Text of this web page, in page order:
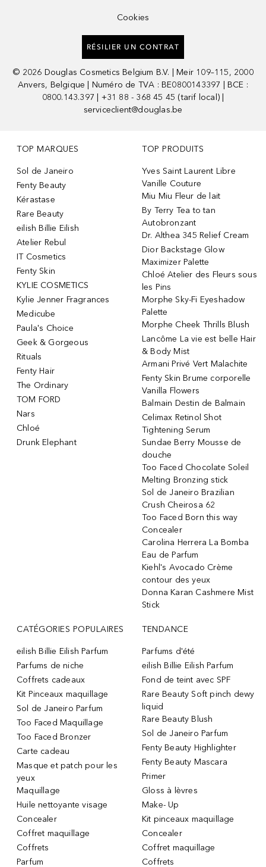
Cookies
RÉSILIER UN CONTRAT
© 2026 Douglas Cosmetics Belgium B.V. | Meir 109–115, 2000
Anvers, Belgique | Numéro de TVA : BE0800143397 | BCE :
0800.143.397 | +31 88 - 368 45 45 (tarif local) |
serviceclient@douglas.be
TOP MARQUES
Sol de Janeiro
Fenty Beauty
Kérastase
Rare Beauty
eilish Billie Eilish
Atelier Rebul
IT Cosmetics
Fenty Skin
KYLIE COSMETICS
Kylie Jenner Fragrances
Medicube
Paula's Choice
Geek & Gorgeous
Rituals
Fenty Hair
The Ordinary
TOM FORD
Nars
Chloé
Drunk Elephant
TOP PRODUITS
Yves Saint Laurent Libre
Vanille Couture
Miu Miu Fleur de lait
By Terry Tea to tan
Autobronzant
Dr. Althea 345 Relief Cream
Dior Backstage Glow
Maximizer Palette
Chloé Atelier des Fleurs sous
les Pins
Morphe Sky-Fi Eyeshadow
Palette
Morphe Cheek Thrills Blush
Lancôme La vie est belle Hair
& Body Mist
Armani Privé Vert Malachite
Fenty Skin Brume corporelle
Vanilla Flowers
Balmain Destin de Balmain
Celimax Retinol Shot
Tightening Serum
Sundae Berry Mousse de
douche
Too Faced Chocolate Soleil
Melting Bronzing stick
Sol de Janeiro Brazilian
Crush Cheirosa 62
Too Faced Born this way
Concealer
Carolina Herrera La Bomba
Eau de Parfum
Kiehl's Avocado Crème
contour des yeux
Donna Karan Cashmere Mist
Stick
CATÉGORIES POPULAIRES
eilish Billie Eilish Parfum
Parfums de niche
Coffrets cadeaux
Kit Pinceaux maquillage
Sol de Janeiro Parfum
Too Faced Maquillage
Too Faced Bronzer
Carte cadeau
Masque et patch pour les
yeux
Maquillage
Huile nettoyante visage
Concealer
Coffret maquillage
Coffrets
Parfum
TENDANCE
Parfums d'été
eilish Billie Eilish Parfum
Fond de teint avec SPF
Rare Beauty Soft pinch dewy
liquid
Rare Beauty Blush
Sol de Janeiro Parfum
Fenty Beauty Highlighter
Fenty Beauty Mascara
Primer
Gloss à lèvres
Make- Up
Kit pinceaux maquillage
Concealer
Coffret maquillage
Coffrets